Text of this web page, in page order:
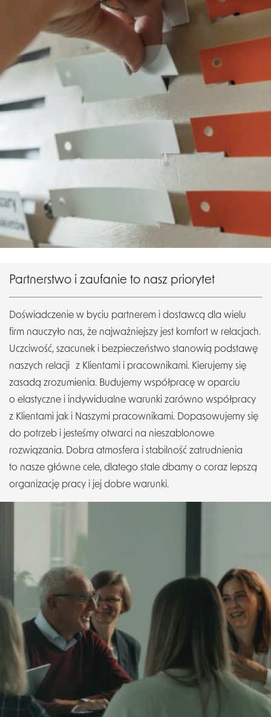
Partnerstwo i zaufanie to nasz priorytet
Doświadczenie w byciu partnerem i dostawcą dla wielu
firm nauczyło nas, że najważniejszy jest komfort w relacjach.
Uczciwość, szacunek i bezpieczeństwo stanowią podstawę
naszych relacji z Klientami i pracownikami. Kierujemy się
zasadą zrozumienia. Budujemy współpracę w oparciu
o elastyczne i indywidualne warunki zarówno współpracy
z Klientami jak i Naszymi pracownikami. Dopasowujemy się
do potrzeb i jesteśmy otwarci na nieszablonowe
rozwiązania. Dobra atmosfera i stabilność zatrudnienia
to nasze główne cele, dlatego stale dbamy o coraz lepszą
organizację pracy i jej dobre warunki.